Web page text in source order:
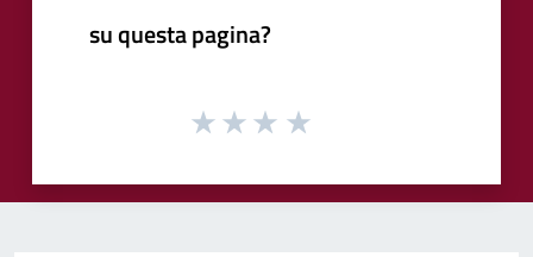
su questa pagina?